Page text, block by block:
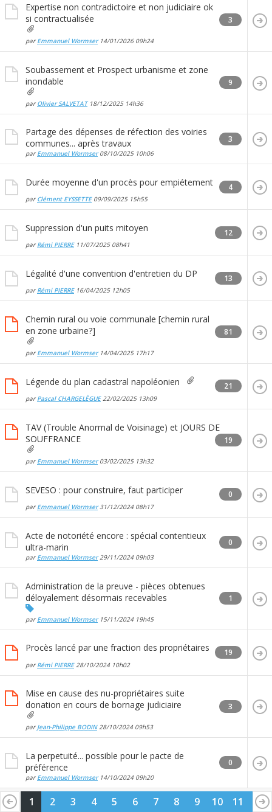
Expertise non contradictoire et non judiciaire ok
si contractualisée
par Emmanuel Wormser14/01/2026 09h24
3
Soubassement et Prospect urbanisme et zone
inondable
par Olivier SALVETAT18/12/2025 14h36
9
Partage des dépenses de réfection des voiries
communes... après travaux
par Emmanuel Wormser08/10/2025 10h06
3
Durée moyenne d'un procès pour empiétement
par Clément EYSSETTE09/09/2025 15h55
4
Suppression d'un puits mitoyen
par Rémi PIERRE11/07/2025 08h41
12
Légalité d'une convention d'entretien du DP
par Rémi PIERRE16/04/2025 12h05
13
Chemin rural ou voie communale [chemin rural
en zone urbaine?]
par Emmanuel Wormser14/04/2025 17h17
81
Légende du plan cadastral napoléonien
par Pascal CHARGELÈGUE22/02/2025 13h09
21
TAV (Trouble Anormal de Voisinage) et JOURS DE
SOUFFRANCE
par Emmanuel Wormser03/02/2025 13h32
19
SEVESO : pour construire, faut participer
par Emmanuel Wormser31/12/2024 08h17
0
Acte de notoriété encore : spécial contentieux
ultra-marin
par Emmanuel Wormser29/11/2024 09h03
0
Administration de la preuve - pièces obtenues
déloyalement désormais recevables
par Emmanuel Wormser15/11/2024 19h45
1
Procès lancé par une fraction des propriétaires
par Rémi PIERRE28/10/2024 10h02
19
Mise en cause des nu-propriétaires suite
donation en cours de bornage judiciaire
par Jean-Philippe BODIN28/10/2024 09h53
3
La perpetuité... possible pour le pacte de
préférence
par Emmanuel Wormser14/10/2024 09h20
0
1 2 3 4 5 6 7 8 9 10 11 12